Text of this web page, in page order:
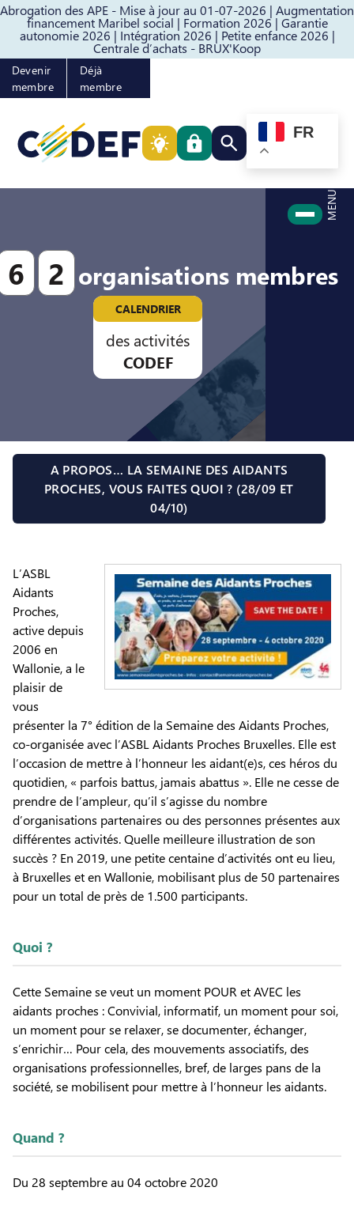
Abrogation des APE - Mise à jour au 01-07-2026 | Augmentation
financement Maribel social | Formation 2026 | Garantie
autonomie 2026 | Intégration 2026 | Petite enfance 2026 |
Centrale d’achats - BRUX'Koop
Passer au contenuPasser au pied de page
Devenir
membre
Déjà
membre
Rechercher quelque
FR
MENU
6 2 organisations membres
CALENDRIER
des activités
CODEF
A PROPOS… LA SEMAINE DES AIDANTS
PROCHES, VOUS FAITES QUOI ? (28/09 ET
04/10)
L’ASBL
Aidants
Proches,
active depuis
2006 en
Wallonie, a le
plaisir de
vous
présenter la 7° édition de la Semaine des Aidants Proches,
co-organisée avec l’ASBL Aidants Proches Bruxelles. Elle est
l’occasion de mettre à l’honneur les aidant(e)s, ces héros du
quotidien, « parfois battus, jamais abattus ». Elle ne cesse de
prendre de l’ampleur, qu’il s’agisse du nombre
d’organisations partenaires ou des personnes présentes aux
différentes activités. Quelle meilleure illustration de son
succès ? En 2019, une petite centaine d’activités ont eu lieu,
à Bruxelles et en Wallonie, mobilisant plus de 50 partenaires
pour un total de près de 1.500 participants.
Quoi ?
Cette Semaine se veut un moment POUR et AVEC les
aidants proches : Convivial, informatif, un moment pour soi,
un moment pour se relaxer, se documenter, échanger,
s’enrichir… Pour cela, des mouvements associatifs, des
organisations professionnelles, bref, de larges pans de la
société, se mobilisent pour mettre à l’honneur les aidants.
Quand ?
Du 28 septembre au 04 octobre 2020